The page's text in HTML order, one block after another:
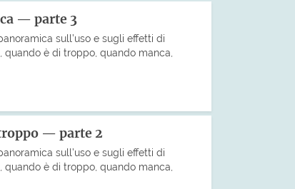
— parte 3
sull’uso e sugli effetti di
è di troppo, quando manca,
— parte 2
sull’uso e sugli effetti di
è di troppo, quando manca,